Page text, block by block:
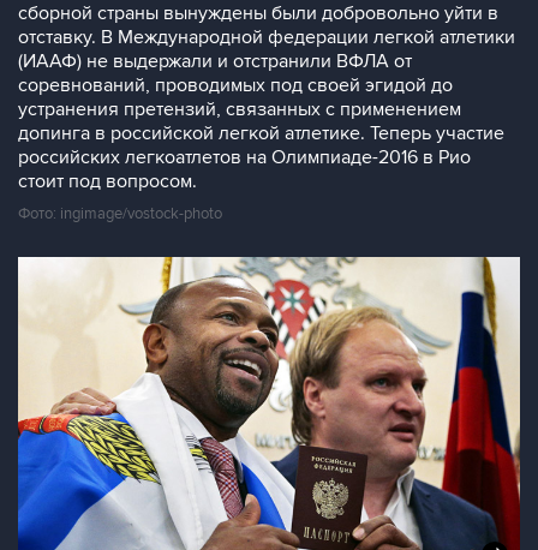
сборной страны вынуждены были добровольно уйти в
отставку. В Международной федерации легкой атлетики
(ИААФ) не выдержали и отстранили ВФЛА от
соревнований, проводимых под своей эгидой до
устранения претензий, связанных с применением
допинга в российской легкой атлетике. Теперь участие
российских легкоатлетов на Олимпиаде-2016 в Рио
стоит под вопросом.
Фото: ingimage/vostock-photo